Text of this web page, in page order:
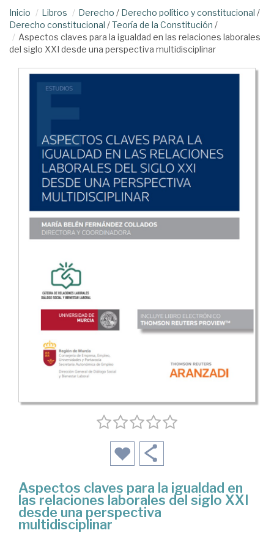
Inicio Libros Derecho / Derecho político y constitucional /
Derecho constitucional /Teoría de la Constitución /
Aspectos claves para la igualdad en las relaciones laborales
del siglo XXI desde una perspectiva multidisciplinar
Aspectos claves para la igualdad en
las relaciones laborales del siglo XXI
desde una perspectiva
multidisciplinar